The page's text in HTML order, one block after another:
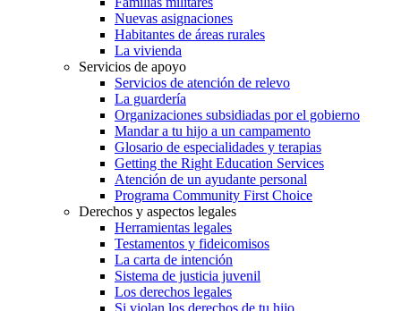
Nuevas asignaciones
Habitantes de áreas rurales
La vivienda
Servicios de apoyo
Servicios de atención de relevo
La guardería
Organizaciones subsidiadas por el gobierno
Mandar a tu hijo a un campamento
Glosario de especialidades y terapias
Getting the Right Education Services
Atención de un ayudante personal
Programa Community First Choice
Derechos y aspectos legales
Herramientas legales
Testamentos y fideicomisos
La carta de intención
Sistema de justicia juvenil
Los derechos legales
Si violan los derechos de tu hijo